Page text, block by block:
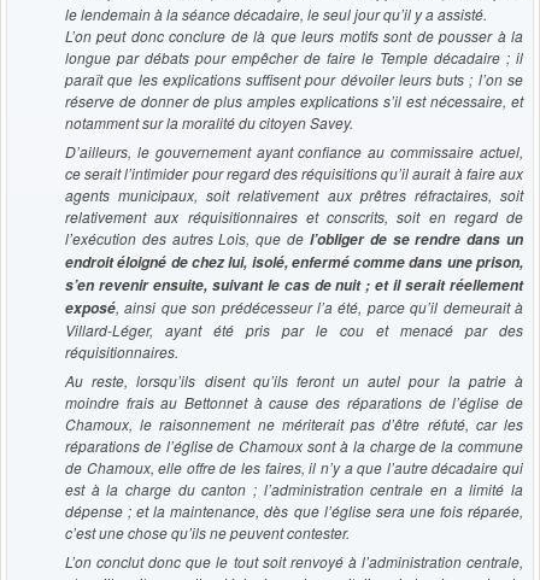
le lendemain à la séance décadaire, le seul jour qu’il y a assisté.
L’on peut donc conclure de là que leurs motifs sont de pousser à la
longue par débats pour empêcher de faire le Temple décadaire ; il
paraît que les explications suffisent pour dévoiler leurs buts ; l’on se
réserve de donner de plus amples explications s’il est nécessaire, et
notamment sur la moralité du citoyen Savey.
D’ailleurs, le gouvernement ayant confiance au commissaire actuel,
ce serait l’intimider pour regard des réquisitions qu’il aurait à faire aux
agents municipaux, soit relativement aux prêtres réfractaires, soit
relativement aux réquisitionnaires et conscrits, soit en regard de
l’exécution des autres Lois, que de l’obliger de se rendre dans un
endroit éloigné de chez lui, isolé, enfermé comme dans une prison,
s’en revenir ensuite, suivant le cas de nuit ; et il serait réellement
exposé, ainsi que son prédécesseur l’a été, parce qu’il demeurait à
Villard-Léger, ayant été pris par le cou et menacé par des
réquisitionnaires.
Au reste, lorsqu’ils disent qu’ils feront un autel pour la patrie à
moindre frais au Bettonnet à cause des réparations de l’église de
Chamoux, le raisonnement ne mériterait pas d’être réfuté, car les
réparations de l’église de Chamoux sont à la charge de la commune
de Chamoux, elle offre de les faires, il n’y a que l’autre décadaire qui
est à la charge du canton ; l’administration centrale en a limité la
dépense ; et la maintenance, dès que l’église sera une fois réparée,
c’est une chose qu’ils ne peuvent contester.
L’on conclut donc que le tout soit renvoyé à l’administration centrale,